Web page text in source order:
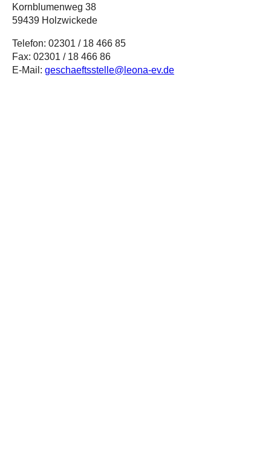
Kornblumenweg 38
59439 Holzwickede
Telefon: 02301 / 18 466 85
Fax: 02301 / 18 466 86
E-Mail: geschaeftsstelle@leona-ev.de